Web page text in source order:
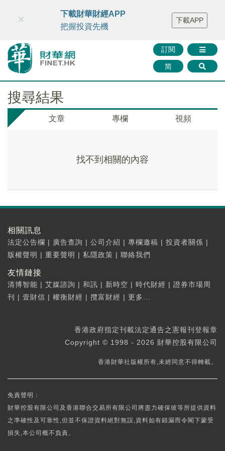
財華智庫網 FINTV FINMETA 財華證券 媒體矩陣
智庫沙龍
聯絡我們
訂閱
简
×
下載財華財經APP
把握投資先機
下載APP
搜尋結果
文章 專欄 視頻
找不到相關的內容
相關訊息
法定公告欄 | 廣告查詢 | 公司介紹 | 專欄邀稿 | 投資者關係 |
版權聲明 | 重要聲明 | 私隱政策 | 聯絡我們
友情鏈接
清博智能 | 艾媒諮詢 | 和訊 | 新時空 | 時代財經 | 證券市場周
刊
| 壹財信 | 權衡財經 | 攬富財經 | 更多...
香港政府指定刊載法定通告之憲報刊登報章
Copyright © 1998 - 2026 財華控股有限公司
香港財華社版權所有,未經同意不得轉載。
免責聲明：
財華控股有限公司及香港聯合交易所有限公司將盡力確保彼等所提供資料
之準確性及可靠性,但並不保證資料絕對無誤,資料如有錯漏而令閣下蒙受
損失,本公司概不負責。